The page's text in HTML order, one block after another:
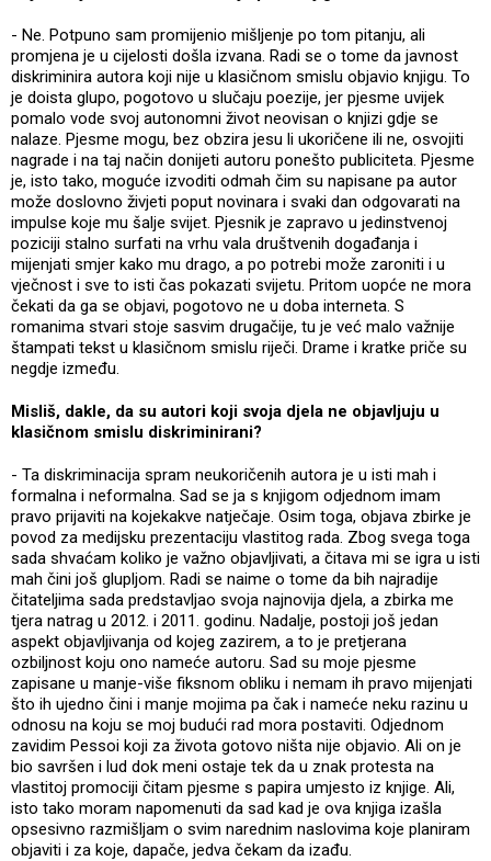
- Ne. Potpuno sam promijenio mišljenje po tom pitanju, ali
promjena je u cijelosti došla izvana. Radi se o tome da javnost
diskriminira autora koji nije u klasičnom smislu objavio knjigu. To
je doista glupo, pogotovo u slučaju poezije, jer pjesme uvijek
pomalo vode svoj autonomni život neovisan o knjizi gdje se
nalaze. Pjesme mogu, bez obzira jesu li ukoričene ili ne, osvojiti
nagrade i na taj način donijeti autoru ponešto publiciteta. Pjesme
je, isto tako, moguće izvoditi odmah čim su napisane pa autor
može doslovno živjeti poput novinara i svaki dan odgovarati na
impulse koje mu šalje svijet. Pjesnik je zapravo u jedinstvenoj
poziciji stalno surfati na vrhu vala društvenih događanja i
mijenjati smjer kako mu drago, a po potrebi može zaroniti i u
vječnost i sve to isti čas pokazati svijetu. Pritom uopće ne mora
čekati da ga se objavi, pogotovo ne u doba interneta. S
romanima stvari stoje sasvim drugačije, tu je već malo važnije
štampati tekst u klasičnom smislu riječi. Drame i kratke priče su
negdje između.
Misliš, dakle, da su autori koji svoja djela ne objavljuju u
klasičnom smislu diskriminirani?
- Ta diskriminacija spram neukoričenih autora je u isti mah i
formalna i neformalna. Sad se ja s knjigom odjednom imam
pravo prijaviti na kojekakve natječaje. Osim toga, objava zbirke je
povod za medijsku prezentaciju vlastitog rada. Zbog svega toga
sada shvaćam koliko je važno objavljivati, a čitava mi se igra u isti
mah čini još glupljom. Radi se naime o tome da bih najradije
čitateljima sada predstavljao svoja najnovija djela, a zbirka me
tjera natrag u 2012. i 2011. godinu. Nadalje, postoji još jedan
aspekt objavljivanja od kojeg zazirem, a to je pretjerana
ozbiljnost koju ono nameće autoru. Sad su moje pjesme
zapisane u manje-više fiksnom obliku i nemam ih pravo mijenjati
što ih ujedno čini i manje mojima pa čak i nameće neku razinu u
odnosu na koju se moj budući rad mora postaviti. Odjednom
zavidim Pessoi koji za života gotovo ništa nije objavio. Ali on je
bio savršen i lud dok meni ostaje tek da u znak protesta na
vlastitoj promociji čitam pjesme s papira umjesto iz knjige. Ali,
isto tako moram napomenuti da sad kad je ova knjiga izašla
opsesivno razmišljam o svim narednim naslovima koje planiram
objaviti i za koje, dapače, jedva čekam da izađu.